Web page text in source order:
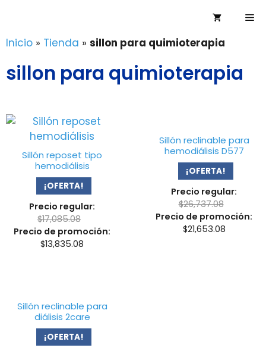
contenido
Inicio » Tienda » sillon para quimioterapia
sillon para quimioterapia
Sillón reposet tipo
hemodiálisis
¡OFERTA!
Precio regular:
$17,085.08
Precio de promoción:
$13,835.08
Sillón reclinable para
hemodiálisis D577
¡OFERTA!
Precio regular:
$26,737.08
Precio de promoción:
$21,653.08
Sillón reclinable para
diálisis 2care
¡OFERTA!